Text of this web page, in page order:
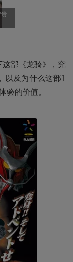
部《龙骑》，究
以及为什么这部1
验的价值。